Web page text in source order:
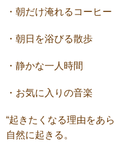
・朝だけ淹れるコーヒー
・朝日を浴びる散歩
・静かな一人時間
・お気に入りの音楽
“起きたくなる理由をあ
自然に起きる。